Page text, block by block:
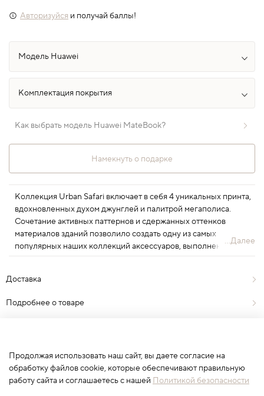
Авторизуйся и получай баллы!
Как выбрать модель Huawei MateBook?
Намекнуть о подарке
Коллекция Urban Safari включает в себя 4 уникальных принта,
вдохновленных духом джунглей и палитрой мегаполиса.
Сочетание активных паттернов и сдержанных оттенков
материалов зданий позволило создать одну из самых
популярных наших коллекций аксессуаров, выполненных в
анималистичном стиле.
...Далее
Доставка
Подробнее о товаре
Продолжая использовать наш сайт, вы даете согласие на
обработку файлов cookie, которые обеспечивают правильную
работу сайта и соглашаетесь с нашей Политикой безопасности